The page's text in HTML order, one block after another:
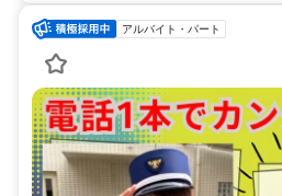
アルバイト・パート